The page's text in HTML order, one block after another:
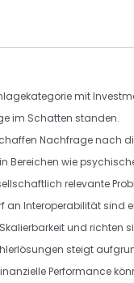
mit
im Schatten standen.
Nachfrage nach
Bereichen wie
relevante
an Interoperabilität sind
Skalierbarkeitund richten
steigt
Performance